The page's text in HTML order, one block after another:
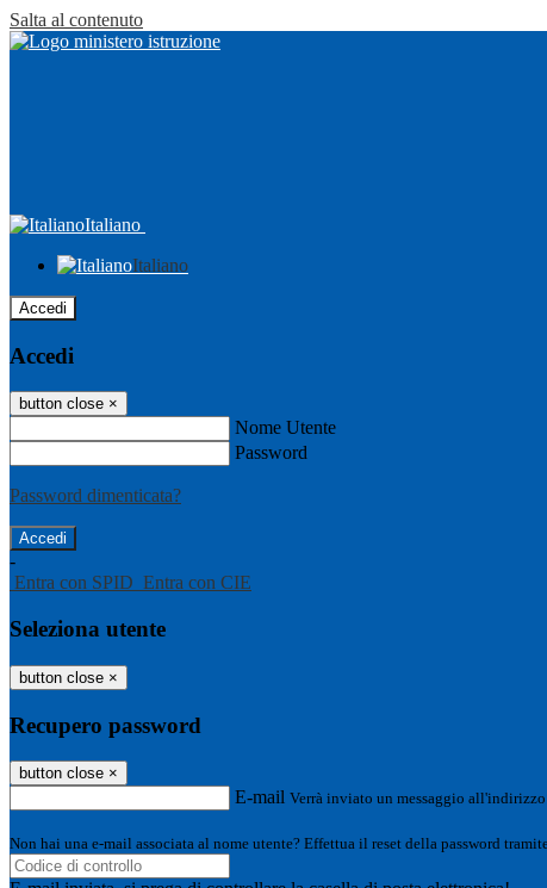
Salta al contenuto
Italiano
Italiano
Accedi
Accedi
button close ×
Nome Utente
Password
Password dimenticata?
-
Entra con SPID Entra con CIE
Seleziona utente
button close ×
Recupero password
button close ×
E-mail Verrà inviato un messaggio
Non hai una e-mail associata al nome utente? Effettua il reset della password